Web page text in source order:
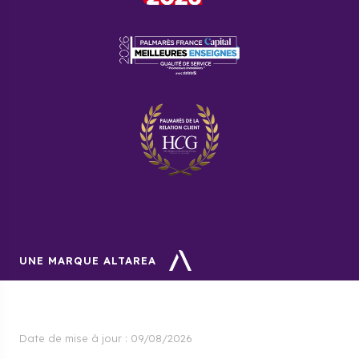
Les lignes de bus font la navette entre les villes
voisines en plus de la gare TGV.
Quel bien immobilier choisir ?
Le prix de l’immobilier est relativement bas dans la
région. Cela facilite grandement l’acquisition d’une
maison pour une jeune famille.
La demande de location d’appartement est en
constante augmentation, notamment par les
UNE MARQUE ALTAREA
Date de mise à jour : 09/08/2026